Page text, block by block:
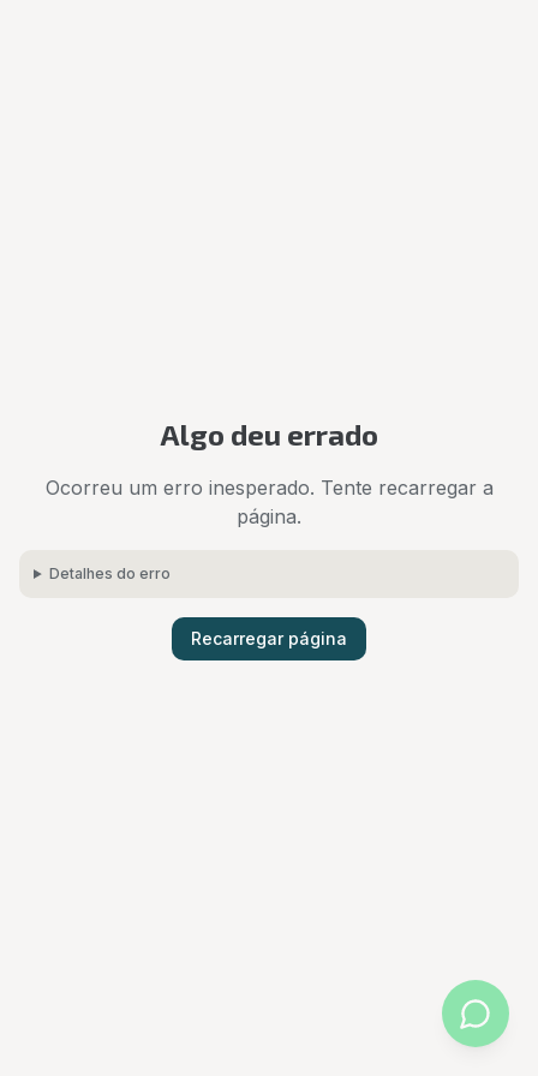
Algo deu errado
Ocorreu um erro inesperado. Tente recarregar a
página.
Detalhes do erro
Recarregar página